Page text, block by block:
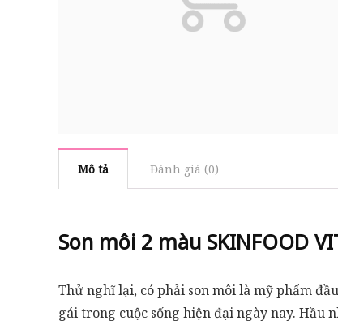
Mô tả Đánh giá (0)
Son môi 2 màu SKINFOOD
Thử nghĩ lại, có phải son môi là mỹ phẩm
gái trong cuộc sống hiện đại ngày nay. Hầu